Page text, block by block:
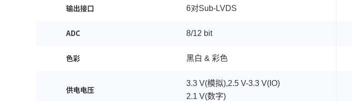
输出接口 6对Sub-LVDS
ADC 8/12 bit
色彩 黑白 & 彩色
供电电压
3.3 V(模拟),2.5 V-3.3 V(IO)
2.1 V(数字)